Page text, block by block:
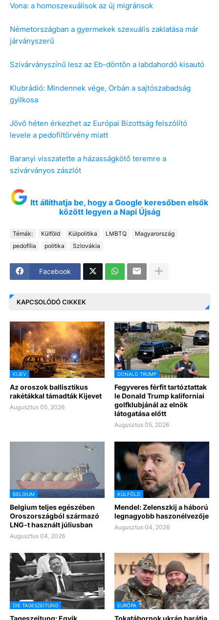
Vona: a homoszexuálisok az új migránsok
Németországban a gyermekek szexuális zaklatása már
járványszerű
Szivárványszínű lesz az Eb-döntőn a labdahordó kisautó
Klubrádió: Mindennek vége, Orbán a sajtószabadság
gyilkosa
Jövő héten érkezhet az Európai Bizottság felszólító
levele a pedofiltörvény miatt
Baranyi visszatette a házasságkötő teremre a
szivárványos zászlót
Itt állíthatja be, hogy a Google keresőben elsők
között legyen a Napi Újság
Témák: Külföld Külpolitika LMBTQ
Magyarország
pedofília
politika Szlovákia
Facebook
KAPCSOLÓDÓ CIKKEK
KIJEV
Az oroszok ballisztikus
rakétákkal támadták Kijevet
Augusztus 05, 2026
DONALD TRUMP
Fegyveres férfit tartóztattak
le Donald Trump kaliforniai
golfklubjánál az elnök
látogatása előtt
Augusztus 05, 2026
BELGIUM
Belgium teljes egészében
Oroszországból származó
LNG-t használt júliusban
Augusztus 04, 2026
KÜLFÖLD
Mendel: Zelenszkij a háború
legnagyobb haszonélvezője
Augusztus 04, 2026
DIE TAGESZEITUNG
Tageszeitung: Egyik
EURÓPA
Tokatábornok ukrán barátja